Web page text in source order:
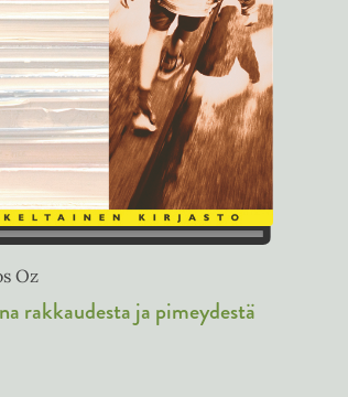
Oz
rakkaudesta ja pimeydestä